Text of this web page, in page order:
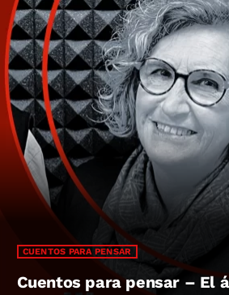
CUENTOS PARA PENSAR
Cuentos para pensar – El